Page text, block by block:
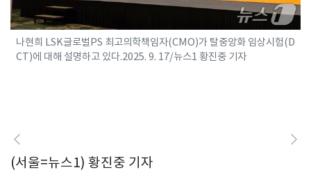
나현희 LSK글로벌PS 최고의학책임자(CMO)가 탈중앙화 임상시험(D
CT)에 대해 설명하고 있다.2025. 9. 17/뉴스1 황진중 기자
(서울=뉴스1) 황진중 기자